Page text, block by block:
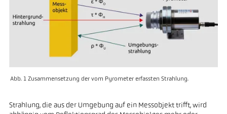
Abb. 1 Zusammensetzung der vom Pyrometer erfassten Strahlung.
Strahlung, die aus der Umgebung auf ein Messobjekt trifft, wird